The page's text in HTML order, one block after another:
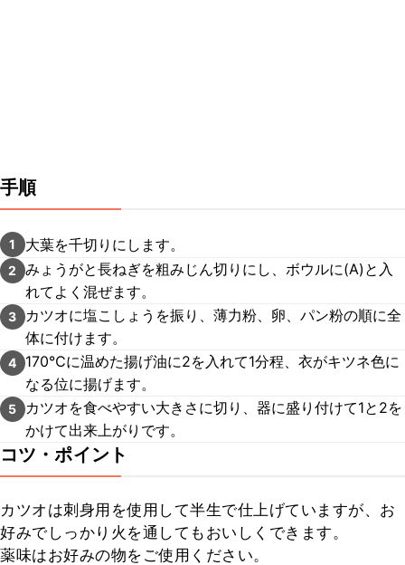
手順
1 大葉を千切りにします。
2
みょうがと長ねぎを粗みじん切りにし、ボウルに(A)と入
れてよく混ぜます。
3
カツオに塩こしょうを振り、薄力粉、卵、パン粉の順に全
体に付けます。
4
170℃に温めた揚げ油に2を入れて1分程、衣がキツネ色に
なる位に揚げます。
5
カツオを食べやすい大きさに切り、器に盛り付けて1と2を
かけて出来上がりです。
コツ・ポイント
カツオは刺身用を使用して半生で仕上げていますが、お
好みでしっかり火を通してもおいしくできます。
薬味はお好みの物をご使用ください。